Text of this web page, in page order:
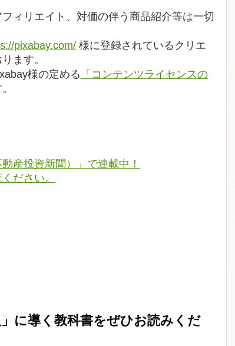
ィリエイト、対価の伴う商品紹介等は一切
pixabay.com/ 様に登録されているクリエ
ます。
様の定める 「コンテンツライセンスの
産投資新聞）」で連載中！
ださい。
に導く教科書をぜひお読みくだ